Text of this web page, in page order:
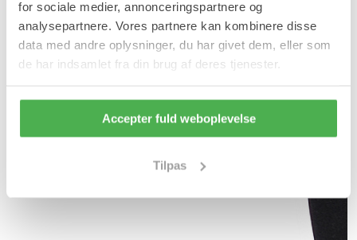
for sociale medier, annonceringspartnere og
analysepartnere. Vores partnere kan kombinere disse
data med andre oplysninger, du har givet dem, eller som
de har indsamlet fra din brug af deres tjenester.
Accepter fuld weboplevelse
Tilpas